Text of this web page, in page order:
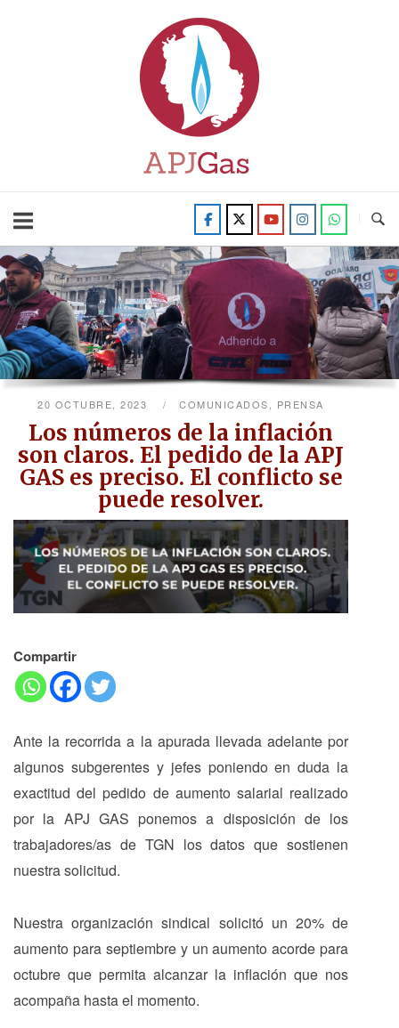
20 OCTUBRE, 2023 COMUNICADOS, PRENSA
Los números de la inflación
son claros. El pedido de la APJ
GAS es preciso. El conflicto se
puede resolver.
Compartir
Ante la recorrida a la apurada llevada adelante por
algunos subgerentes y jefes poniendo en duda la
exactitud del pedido de aumento salarial realizado
por la APJ GAS ponemos a disposición de los
trabajadores/as de TGN los datos que sostienen
nuestra solicitud.
Nuestra organización sindical solicitó un 20% de
aumento para septiembre y un aumento acorde para
octubre que permita alcanzar la inflación que nos
acompaña hasta el momento.